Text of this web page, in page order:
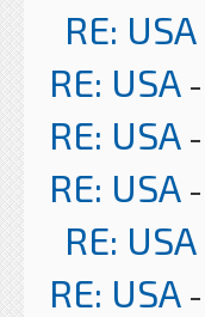
RE: USA
RE: USA -
RE: USA -
RE: USA -
RE: USA
RE: USA -